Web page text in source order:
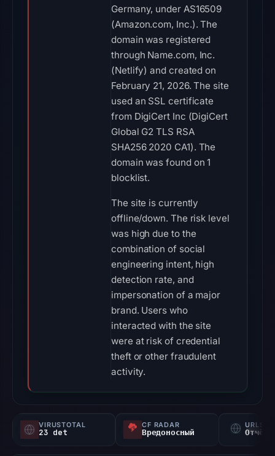
Germany, under AS16509
(Amazon.com, Inc.). The
domain was registered
through Name.com, Inc.
(Netlify) and created on
February 21, 2026. The site
used an SSL certificate
from DigiCert Inc (DigiCert
Global G2 TLS RSA
SHA256 2020 CA1). The
domain was found on 1
blocklist.
The site is currently
offline/down. The risk level
was high due to the
combination of social
engineering intent, high
detection rate, and
impersonation of a major
brand. Users who
interacted with the site
were at risk of credential
theft or other fraudulent
activity.
VIRUSTOTAL
23 det
CF RADAR
Вредоносный Отчёт